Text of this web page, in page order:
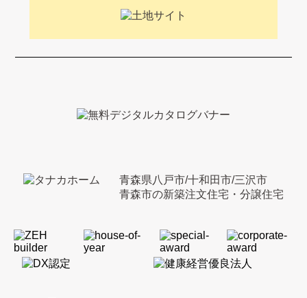
青森県八戸市/十和田市/三沢市
青森市の新築注文住宅・分譲住宅